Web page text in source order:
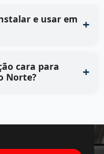
e usar em
cara para
Norte?